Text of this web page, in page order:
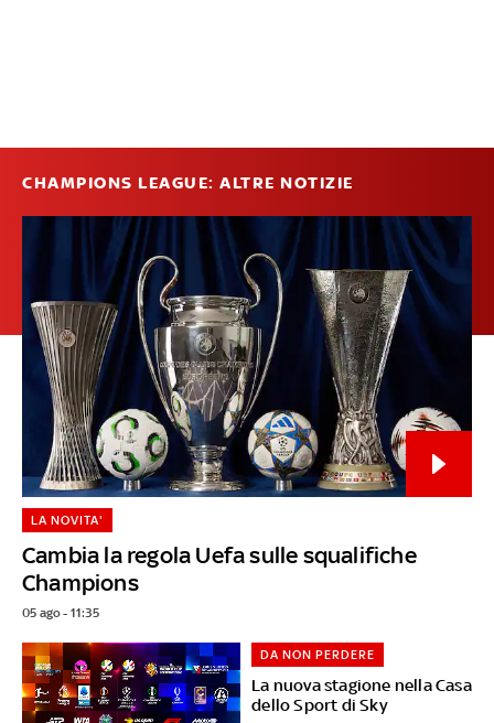
CHAMPIONS LEAGUE: ALTRE NOTIZIE
Cambia la regola Uefa sulle squalifiche
Champions
LA NOVITA'
05 ago - 11:35
La nuova stagione nella Casa
dello Sport di Sky
DA NON PERDERE